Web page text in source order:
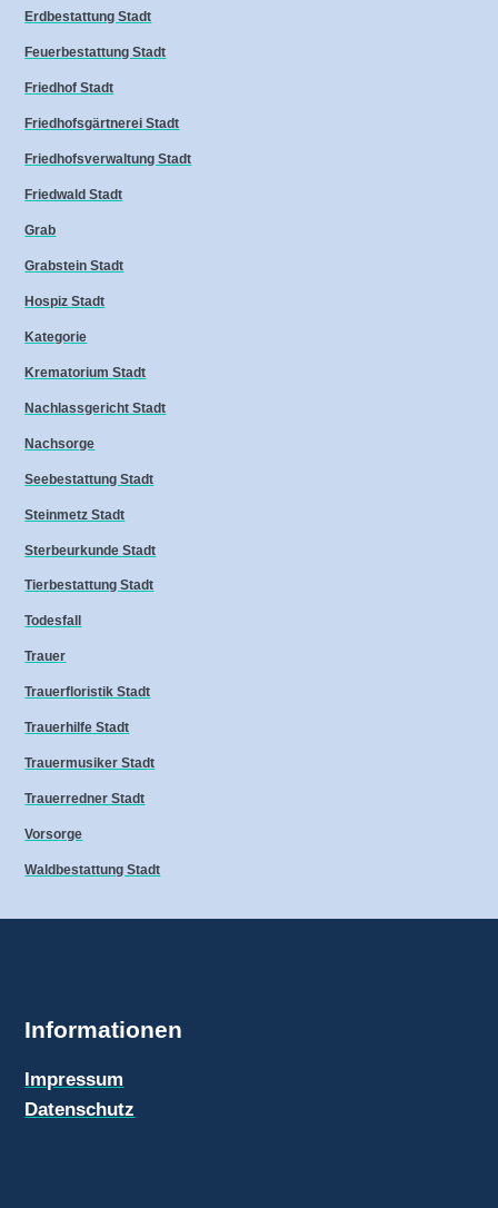
Erdbestattung Stadt
Feuerbestattung Stadt
Friedhof Stadt
Friedhofsgärtnerei Stadt
Friedhofsverwaltung Stadt
Friedwald Stadt
Grab
Grabstein Stadt
Hospiz Stadt
Kategorie
Krematorium Stadt
Nachlassgericht Stadt
Nachsorge
Seebestattung Stadt
Steinmetz Stadt
Sterbeurkunde Stadt
Tierbestattung Stadt
Todesfall
Trauer
Trauerfloristik Stadt
Trauerhilfe Stadt
Trauermusiker Stadt
Trauerredner Stadt
Vorsorge
Waldbestattung Stadt
Informationen
Impressum
Datenschutz